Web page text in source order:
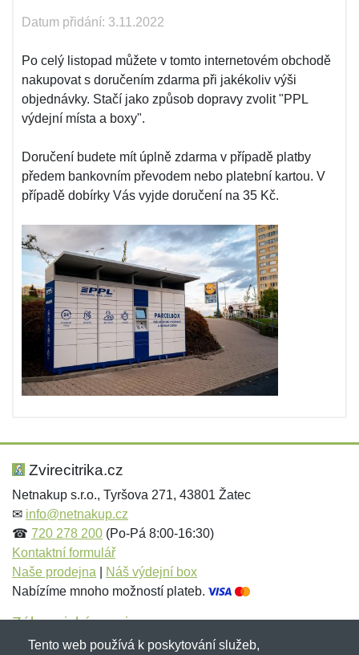
Datum přidání: 3.11.2022
Po celý listopad můžete v tomto internetovém obchodě
nakupovat s doručením zdarma při jakékoliv výši
objednávky. Stačí jako způsob dopravy zvolit "PPL
výdejní místa a boxy".
Doručení budete mít úplně zdarma v případě platby
předem bankovním převodem nebo platební kartou. V
případě dobírky Vás vyjde doručení na 35 Kč.
Zvirecitrika.cz
Netnakup s.r.o., Tyršova 271, 43801 Žatec
✉ info@netnakup.cz
☎ 720 278 200 (Po-Pá 8:00-16:30)
Kontaktní formulář
Naše prodejna
Náš výdejní box
Nabízíme mnoho možností plateb.
Zákaznický servis
Novinky emailem
Tento web používá k poskytování služeb,